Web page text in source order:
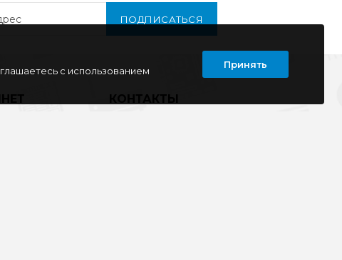
ПОДПИСАТЬСЯ
КОНТАКТЫ
с использованием
Принять